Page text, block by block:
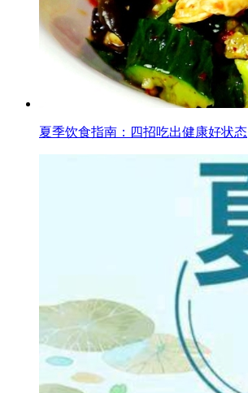
夏季饮食指南：四招吃出健康好状态